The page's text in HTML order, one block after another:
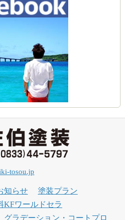
tosou.jp
知らせ
塗装プラン
KFワールドセラ
グラデーション・コートプロ